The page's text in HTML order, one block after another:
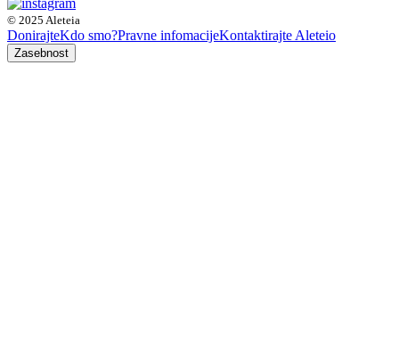
© 2025 Aleteia
DonirajteKdo smo?Pravne infomacijeKontaktirajte Aleteio
Zasebnost